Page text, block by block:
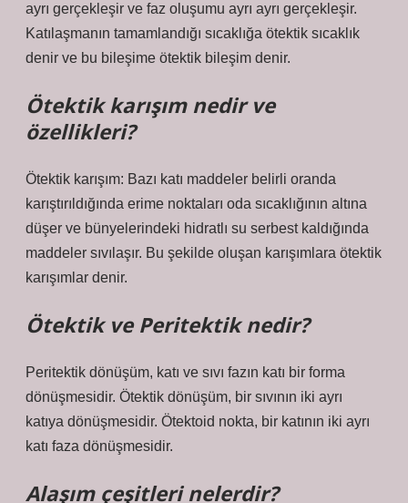
ayrı gerçekleşir ve faz oluşumu ayrı ayrı gerçekleşir.
Katılaşmanın tamamlandığı sıcaklığa ötektik sıcaklık
denir ve bu bileşime ötektik bileşim denir.
Ötektik karışım nedir ve
özellikleri?
Ötektik karışım: Bazı katı maddeler belirli oranda
karıştırıldığında erime noktaları oda sıcaklığının altına
düşer ve bünyelerindeki hidratlı su serbest kaldığında
maddeler sıvılaşır. Bu şekilde oluşan karışımlara ötektik
karışımlar denir.
Ötektik ve Peritektik nedir?
Peritektik dönüşüm, katı ve sıvı fazın katı bir forma
dönüşmesidir. Ötektik dönüşüm, bir sıvının iki ayrı
katıya dönüşmesidir. Ötektoid nokta, bir katının iki ayrı
katı faza dönüşmesidir.
Alaşım çeşitleri nelerdir?